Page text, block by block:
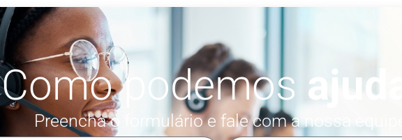
Como podemos ajudar
Preencha o formulário e fale com a nossa equipe.